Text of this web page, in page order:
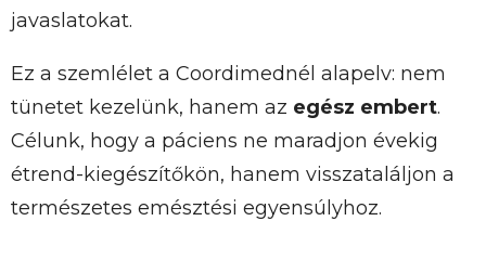
javaslatokat.
Ez a szemlélet a Coordimednél alapelv: nem
tünetet kezelünk, hanem az egész embert.
Célunk, hogy a páciens ne maradjon évekig
étrend-kiegészítőkön, hanem visszataláljon a
természetes emésztési egyensúlyhoz.